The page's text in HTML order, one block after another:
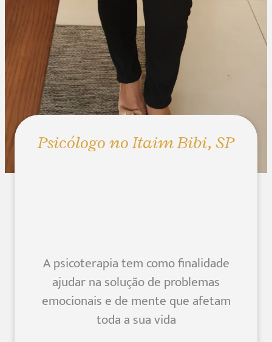
Psicólogo no Itaim Bibi, SP
A psicoterapia tem como finalidade
ajudar na solução de problemas
emocionais e de mente que afetam
toda a sua vida